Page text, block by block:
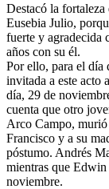
Destacó la
Eusebia Julio,
fuerte y agradecida
años con su él.
Por ello, para el día
invitada a este acto
día, 29 de
cuenta que otro
Arco Campo, murió
Francisco y a su
póstumo. Andrés
mientras que
noviembre.